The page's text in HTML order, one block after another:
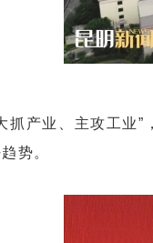
抓产业、主攻工业
势。